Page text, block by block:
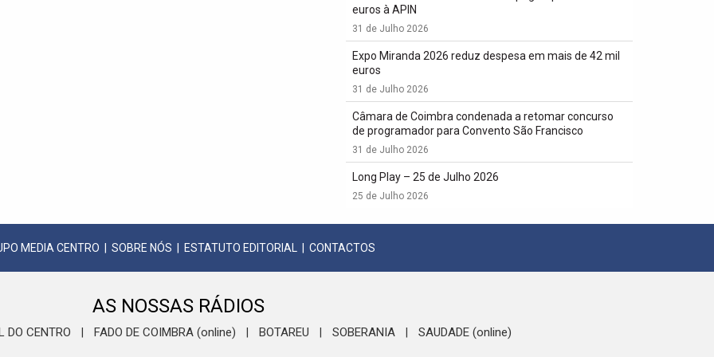
euros à APIN
31 de Julho 2026
Expo Miranda 2026 reduz despesa em mais de 42 mil
euros
31 de Julho 2026
Câmara de Coimbra condenada a retomar concurso
de programador para Convento São Francisco
31 de Julho 2026
Long Play – 25 de Julho 2026
25 de Julho 2026
MEDIA CENTRO SOBRE NÓS ESTATUTO EDITORIAL CONTACTOS
AS NOSSAS RÁDIOS
DO CENTRO FADO DE COIMBRA (online) BOTAREU SOBERANIA SAUDADE (online)